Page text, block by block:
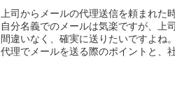
上司からメールの代理送信を頼まれた
自分名義でのメールは気楽ですが、上
間違いなく、確実に送りたいですよね
代理でメールを送る際のポイントと、